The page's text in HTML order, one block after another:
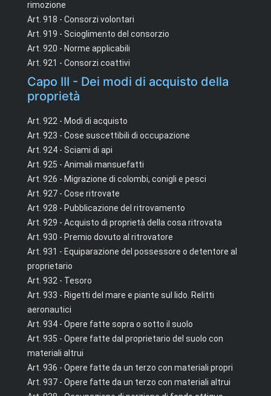
rimozione
Art. 918 - Consorzi volontari
Art. 919 - Scioglimento del consorzio
Art. 920 - Norme applicabili
Art. 921 - Consorzi coattivi
Capo III - Dei modi di acquisto della
proprietà
Art. 922 - Modi di acquisto
Art. 923 - Cose suscettibili di occupazione
Art. 924 - Sciami di api
Art. 925 - Animali mansuefatti
Art. 926 - Migrazione di colombi, conigli e pesci
Art. 927 - Cose ritrovate
Art. 928 - Pubblicazione del ritrovamento
Art. 929 - Acquisto di proprietà della cosa ritrovata
Art. 930 - Premio dovuto al ritrovatore
Art. 931 - Equiparazione del possessore o detentore al
proprietario
Art. 932 - Tesoro
Art. 933 - Rigetti del mare e piante sul lido. Relitti
aeronautici
Art. 934 - Opere fatte sopra o sotto il suolo
Art. 935 - Opere fatte dal proprietario del suolo con
materiali altrui
Art. 936 - Opere fatte da un terzo con materiali propri
Art. 937 - Opere fatte da un terzo con materiali altrui